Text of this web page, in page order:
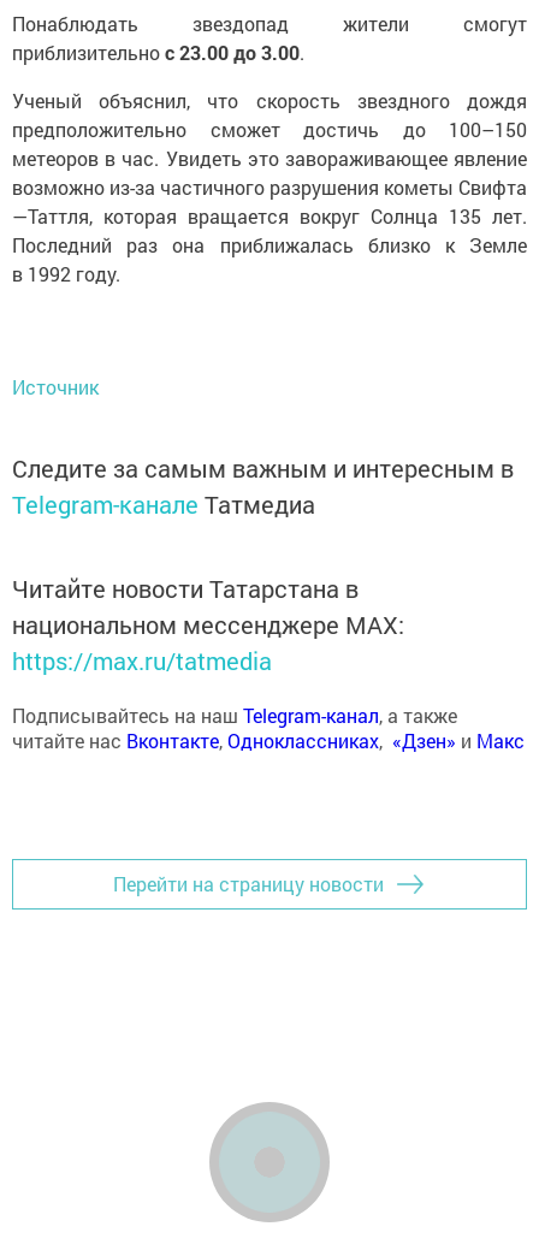
Понаблюдать звездопад жители смогут
приблизительнос 23.00 до 3.00.
Ученый объяснил, что скорость звездного дождя
предположительно сможет достичь до 100–150
метеоров в час. Увидеть это завораживающее явление
возможно из-за частичного разрушения кометы Свифта
—Таттля, которая вращается вокруг Солнца 135 лет.
Последний раз она приближалась близко к Земле
в 1992 году.
Источник
Следите за самым важным и интересным в
Telegram-канале Татмедиа
Читайте новости Татарстана в
национальном мессенджере MАХ:
https://max.ru/tatmedia
Подписывайтесь на наш Telegram-канал, а также
читайте нас Вконтакте,Одноклассниках, «Дзен» и Макс
Перейти на страницу новости